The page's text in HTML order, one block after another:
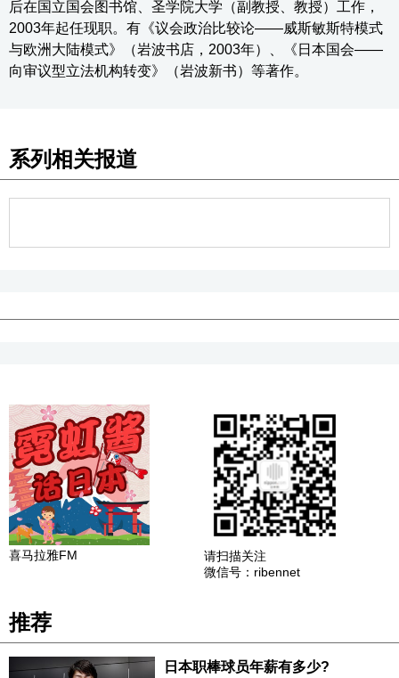
后在国立国会图书馆、圣学院大学（副教授、教授）工作，
2003年起任现职。有《议会政治比较论——威斯敏斯特模式
与欧洲大陆模式》（岩波书店，2003年）、《日本国会——
向审议型立法机构转变》（岩波新书）等著作。
系列相关报道
喜马拉雅FM
请扫描关注
微信号：ribennet
推荐
日本职棒球员年薪有多少?